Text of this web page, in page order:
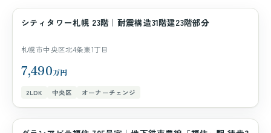
マンション
シティタワー札幌 23階｜耐震構造31階建23階部分
札幌市中央区北4条東1丁目
7,490万円
2LDK 中央区 オーナーチェンジ